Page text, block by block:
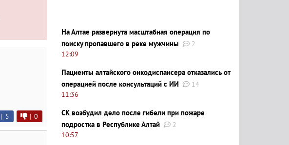
| 5 | 0
На Алтае развернута масштабная операция по
поиску пропавшего в реке мужчины
2
12:09
Пациенты алтайского онкодиспансера отказались от
операцией после консультаций с ИИ
14
11:36
СК возбудил дело после гибели при пожаре
подростка в Республике Алтай
2
10:57